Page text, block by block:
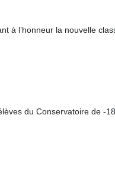
à l’honneur la nouvelle
du Conservatoire de -